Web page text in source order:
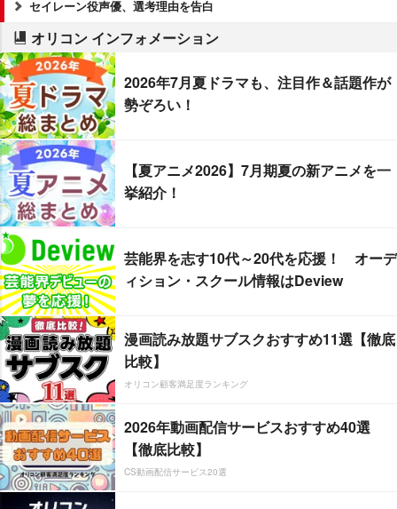
セイレーン役声優、選考理由を告白
オリコン インフォメーション
2026年7月夏ドラマも、注目作＆話題作が
勢ぞろい！
【夏アニメ2026】7月期夏の新アニメを一
挙紹介！
芸能界を志す10代～20代を応援！ オーデ
ィション・スクール情報はDeview
漫画読み放題サブスクおすすめ11選【徹底
比較】
オリコン顧客満足度ランキング
2026年動画配信サービスおすすめ40選
【徹底比較】
CS動画配信サービス20選